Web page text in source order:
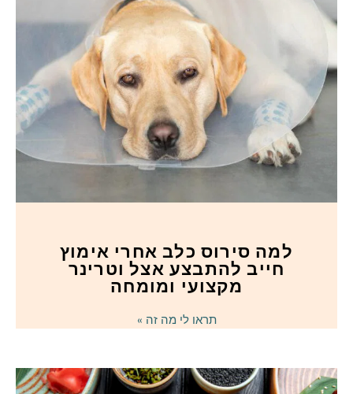
למה סירוס כלב אחרי אימוץ
חייב להתבצע אצל וטרינר
מקצועי ומומחה
תראו לי מה זה »